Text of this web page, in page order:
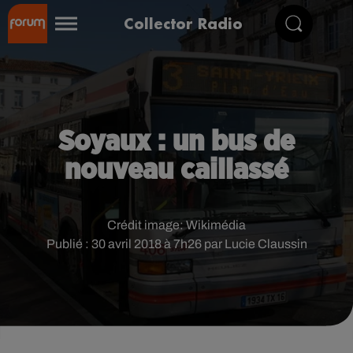
Collector Radio
Soyaux : un bus de
nouveau caillassé
Publié : 30 avril 2018 à 7h26 par Lucie Claussin
Crédit image:Wikimédia